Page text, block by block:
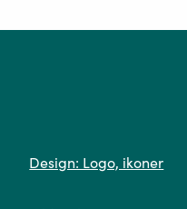
Design: Logo, ikoner